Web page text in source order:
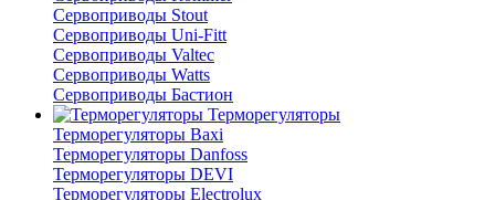
Сервоприводы Stout
Сервоприводы Uni-Fitt
Сервоприводы Valtec
Сервоприводы Watts
Сервоприводы Бастион
Терморегуляторы
Терморегуляторы Baxi
Терморегуляторы Danfoss
Терморегуляторы DEVI
Терморегуляторы Electrolux